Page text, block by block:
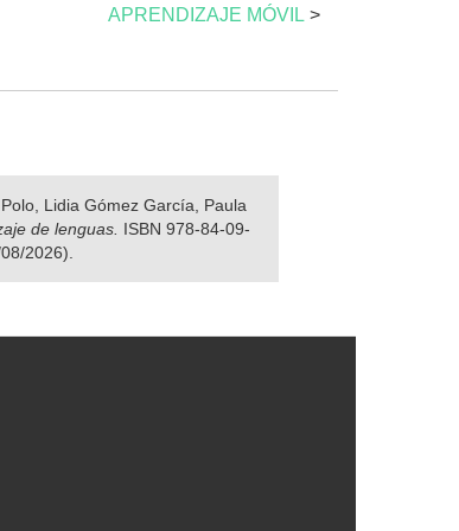
APRENDIZAJE MÓVIL >
Lidia Gómez García, Paula
de lenguas. ISBN 978-84-09-
2026).